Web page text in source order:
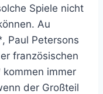
Spiele nicht
Au
, Paul Petersons
französischen
kommen immer
der Großteil